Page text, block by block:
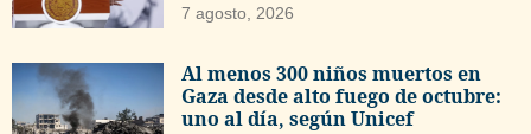
7 agosto, 2026
Al menos 300 niños muertos en
Gaza desde alto fuego de octubre:
uno al día, según Unicef